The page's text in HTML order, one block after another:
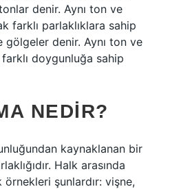
denir. Aynı ton ve
farklı parlaklıklara sahip
gölgeler denir. Aynı ton ve
doygunluğa sahip
NEDIR?
kaynaklanan bir
Halk arasında
örnekleri şunlardır: vişne,